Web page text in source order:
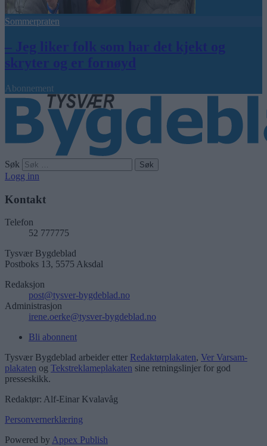
Sommerpraten
– Jeg liker folk som har det kjekt og
skryter og er fornøyd
Abonnement
Søk
Logg inn
Kontakt
Telefon
52 777775
Tysvær Bygdeblad
Postboks 13, 5575 Aksdal
Redaksjon
post@tysver-bygdeblad.no
Administrasjon
irene.oerke@tysver-bygdeblad.no
Bli abonnent
Tysvær Bygdeblad arbeider etter Redaktørplakaten, Ver Varsam-
plakaten og Tekstreklameplakaten sine retningslinjer for god
presseskikk.
Redaktør: Alf-Einar Kvalavåg
Personvernerklæring
Powered byAppex Publish